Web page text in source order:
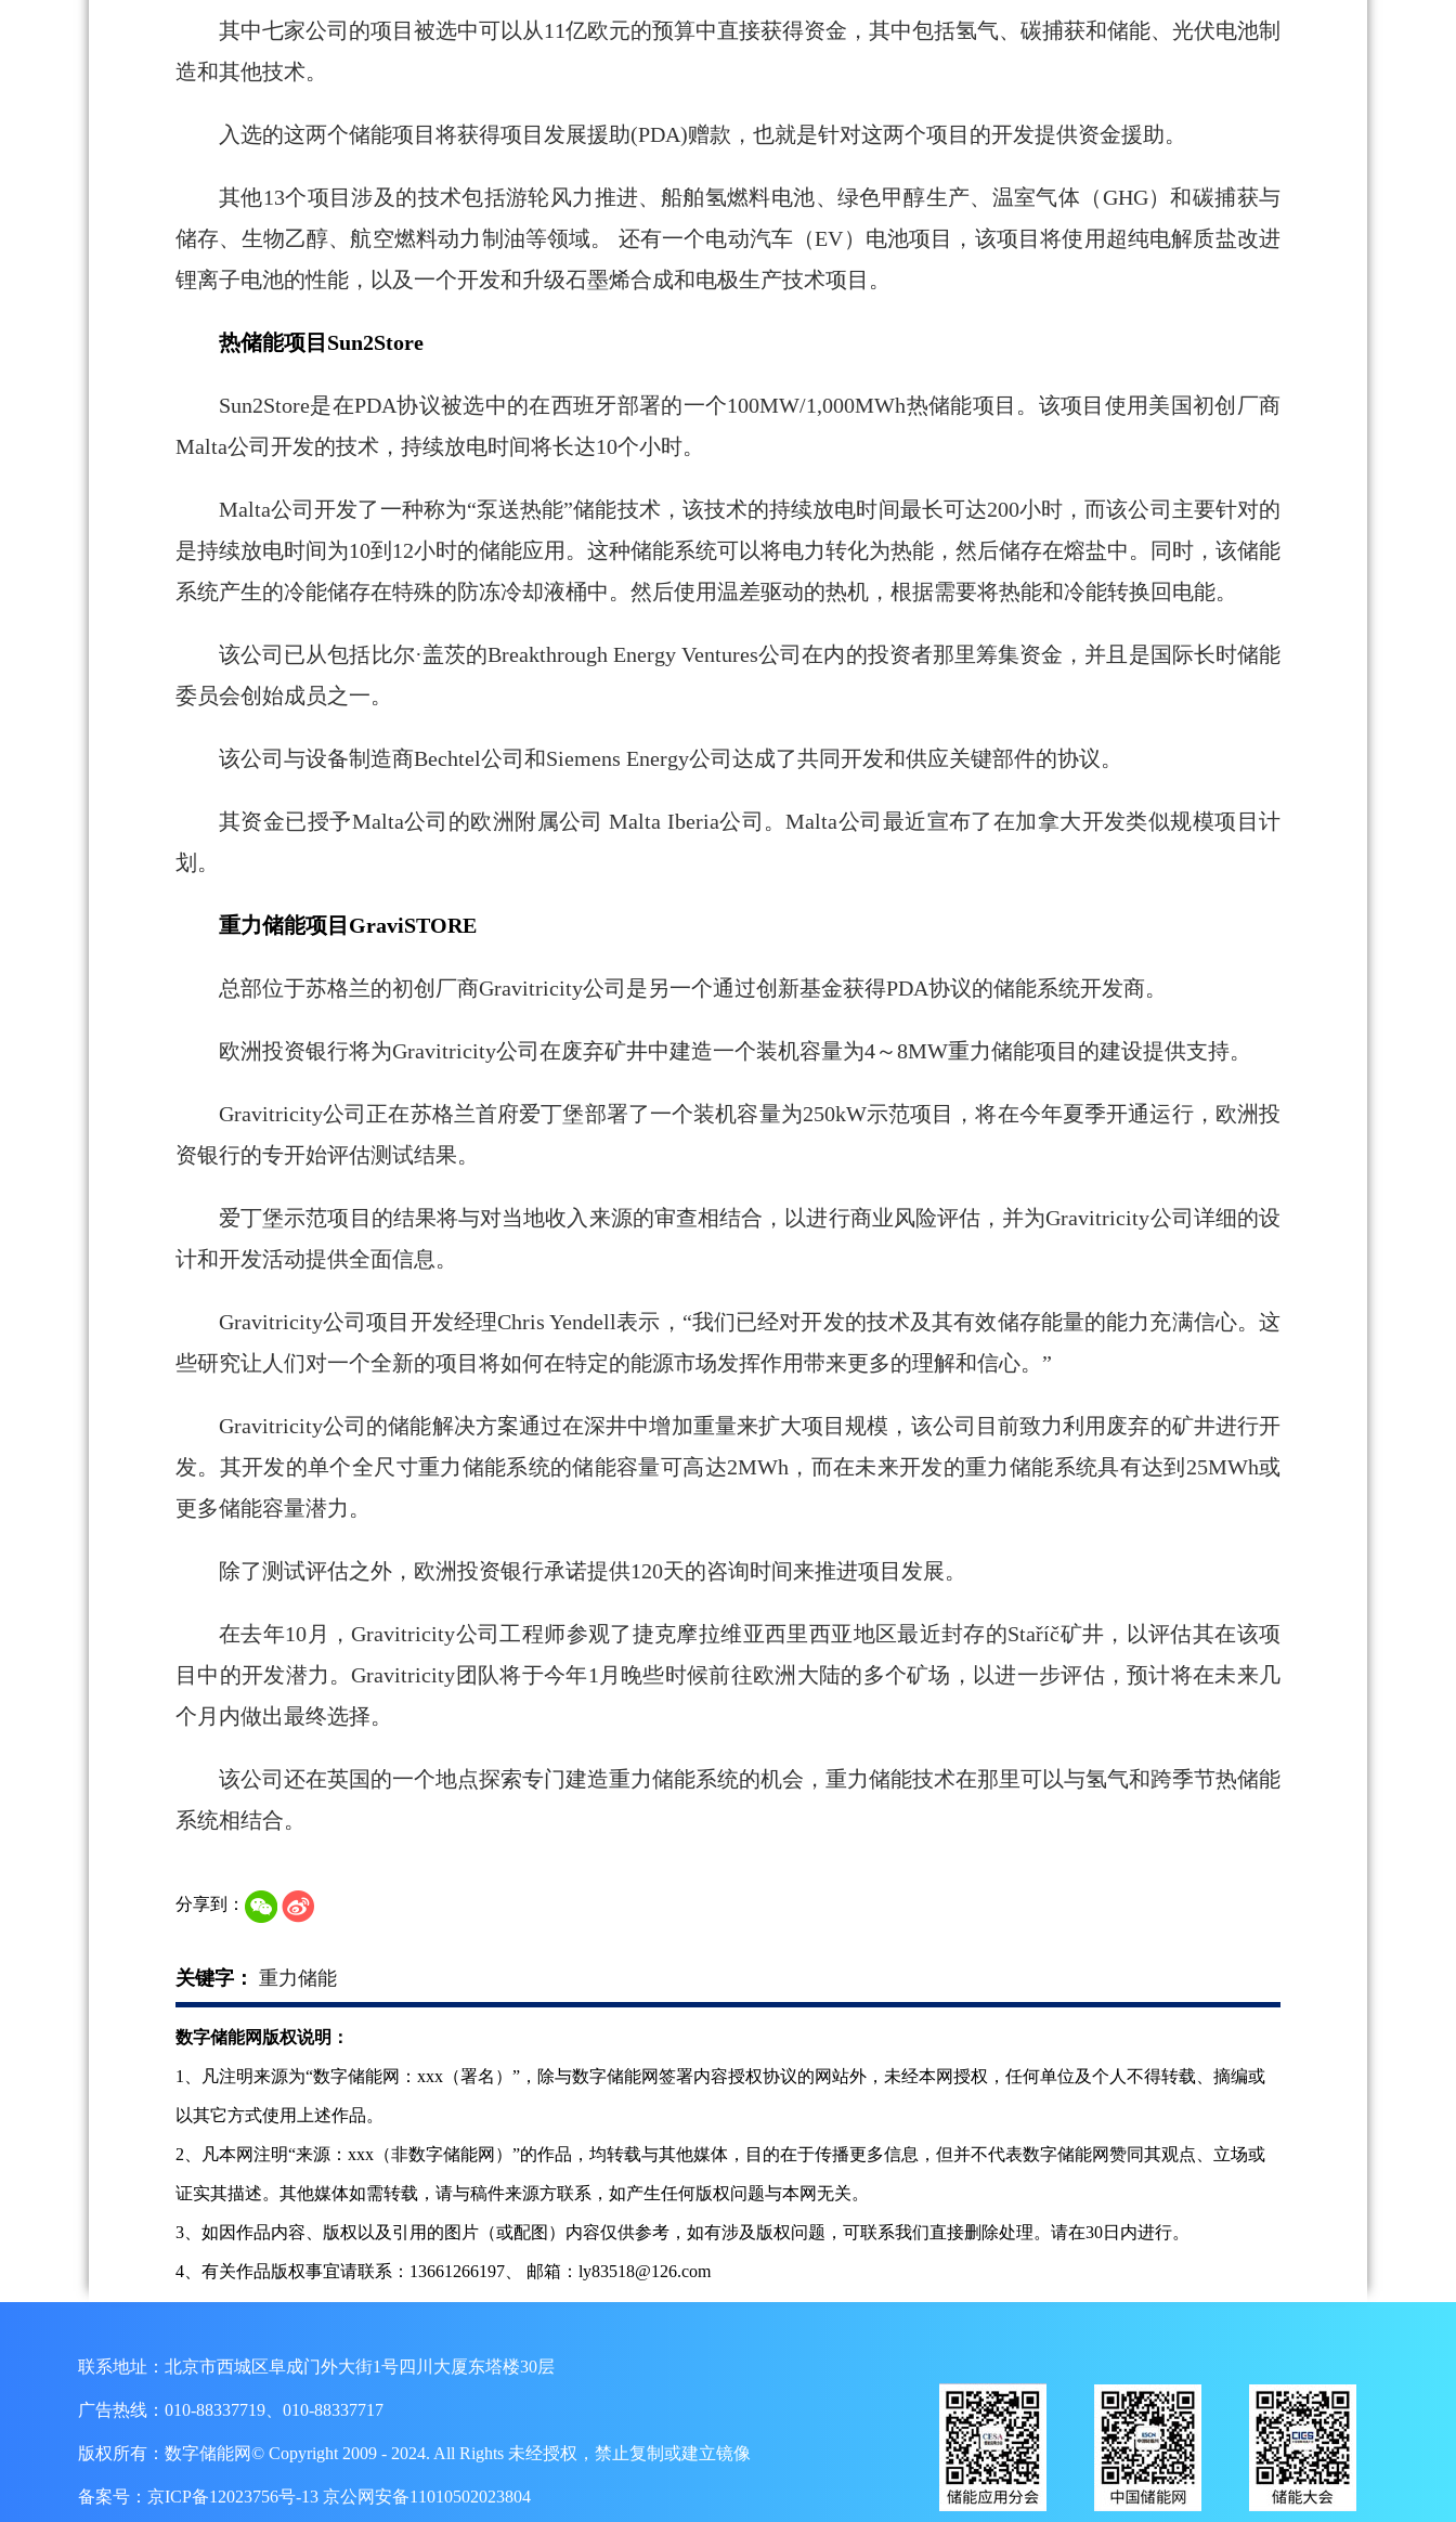
其中七家公司的项目被选中可以从11亿欧元的预算中直接获得资金，其中包括氢气、碳捕获和储能、光伏电池制
造和其他技术。
入选的这两个储能项目将获得项目发展援助(PDA)赠款，也就是针对这两个项目的开发提供资金援助。
其他13个项目涉及的技术包括游轮风力推进、船舶氢燃料电池、绿色甲醇生产、温室气体（GHG）和碳捕获与
储存、生物乙醇、航空燃料动力制油等领域。 还有一个电动汽车（EV）电池项目，该项目将使用超纯电解质盐改进
锂离子电池的性能，以及一个开发和升级石墨烯合成和电极生产技术项目。
热储能项目Sun2Store
Sun2Store是在PDA协议被选中的在西班牙部署的一个100MW/1,000MWh热储能项目。该项目使用美国初创厂商
Malta公司开发的技术，持续放电时间将长达10个小时。
Malta公司开发了一种称为“泵送热能”储能技术，该技术的持续放电时间最长可达200小时，而该公司主要针对的
是持续放电时间为10到12小时的储能应用。这种储能系统可以将电力转化为热能，然后储存在熔盐中。同时，该储能
系统产生的冷能储存在特殊的防冻冷却液桶中。然后使用温差驱动的热机，根据需要将热能和冷能转换回电能。
该公司已从包括比尔·盖茨的Breakthrough Energy Ventures公司在内的投资者那里筹集资金，并且是国际长时储能
委员会创始成员之一。
该公司与设备制造商Bechtel公司和Siemens Energy公司达成了共同开发和供应关键部件的协议。
其资金已授予Malta公司的欧洲附属公司 Malta Iberia公司。Malta公司最近宣布了在加拿大开发类似规模项目计
划。
重力储能项目GraviSTORE
总部位于苏格兰的初创厂商Gravitricity公司是另一个通过创新基金获得PDA协议的储能系统开发商。
欧洲投资银行将为Gravitricity公司在废弃矿井中建造一个装机容量为4～8MW重力储能项目的建设提供支持。
Gravitricity公司正在苏格兰首府爱丁堡部署了一个装机容量为250kW示范项目，将在今年夏季开通运行，欧洲投
资银行的专开始评估测试结果。
爱丁堡示范项目的结果将与对当地收入来源的审查相结合，以进行商业风险评估，并为Gravitricity公司详细的设
计和开发活动提供全面信息。
Gravitricity公司项目开发经理Chris Yendell表示，“我们已经对开发的技术及其有效储存能量的能力充满信心。这
些研究让人们对一个全新的项目将如何在特定的能源市场发挥作用带来更多的理解和信心。”
Gravitricity公司的储能解决方案通过在深井中增加重量来扩大项目规模，该公司目前致力利用废弃的矿井进行开
发。其开发的单个全尺寸重力储能系统的储能容量可高达2MWh，而在未来开发的重力储能系统具有达到25MWh或
更多储能容量潜力。
除了测试评估之外，欧洲投资银行承诺提供120天的咨询时间来推进项目发展。
在去年10月，Gravitricity公司工程师参观了捷克摩拉维亚西里西亚地区最近封存的Staříč矿井，以评估其在该项
目中的开发潜力。Gravitricity团队将于今年1月晚些时候前往欧洲大陆的多个矿场，以进一步评估，预计将在未来几
个月内做出最终选择。
该公司还在英国的一个地点探索专门建造重力储能系统的机会，重力储能技术在那里可以与氢气和跨季节热储能
系统相结合。
分享到：
关键字： 重力储能
数字储能网版权说明：
1、凡注明来源为“数字储能网：xxx（署名）”，除与数字储能网签署内容授权协议的网站外，未经本网授权，任何单位及个人不得转载、摘编或
以其它方式使用上述作品。
2、凡本网注明“来源：xxx（非数字储能网）”的作品，均转载与其他媒体，目的在于传播更多信息，但并不代表数字储能网赞同其观点、立场或
证实其描述。其他媒体如需转载，请与稿件来源方联系，如产生任何版权问题与本网无关。
3、如因作品内容、版权以及引用的图片（或配图）内容仅供参考，如有涉及版权问题，可联系我们直接删除处理。请在30日内进行。
4、有关作品版权事宜请联系：13661266197、 邮箱：ly83518@126.com
联系地址：北京市西城区阜成门外大街1号四川大厦东塔楼30层
广告热线：010-88337719、010-88337717
版权所有：数字储能网© Copyright 2009 - 2024. All Rights 未经授权，禁止复制或建立镜像
备案号： 京ICP备12023756号-13 京公网安备11010502023804